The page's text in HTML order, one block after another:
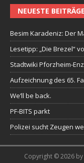
NEUESTE BEITRÄGE
Besim Karadeniz: Der
Lesetipp: „Die Brezel“
Stadtwiki Pforzheim-
Aufzeichnung des 65.
We’ll be back.
PF-BITS parkt
Polizei sucht Zeugen
Copyright © 2026 by